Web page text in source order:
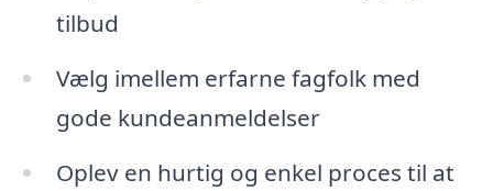
tilbud
Vælg imellem erfarne fagfolk med
gode kundeanmeldelser
Oplev en hurtig og enkel proces til at